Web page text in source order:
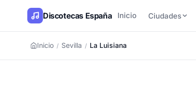
Discotecas España Inicio Ciudades
Inicio / Sevilla / La Luisiana